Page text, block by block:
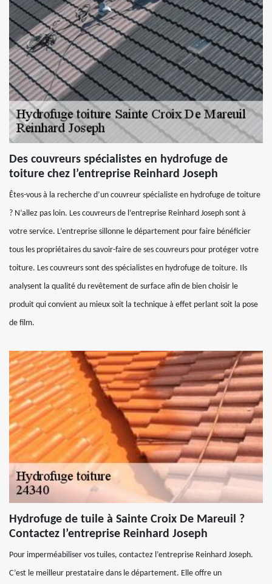
Des couvreurs spécialistes en hydrofuge de
toiture chez l’entreprise Reinhard Joseph
Êtes-vous à la recherche d’un couvreur spécialiste en hydrofuge de toiture
? N’allez pas loin. Les couvreurs de l’entreprise Reinhard Joseph sont à
votre service. L’entreprise sillonne le département pour faire bénéficier
tous les propriétaires du savoir-faire de ses couvreurs pour protéger votre
toiture. Les couvreurs sont des spécialistes en hydrofuge de toiture. Ils
analysent la qualité du revêtement de surface afin de bien choisir le
produit qui convient au mieux soit la technique à effet perlant soit la pose
de film.
Hydrofuge de tuile à Sainte Croix De Mareuil ?
Contactez l’entreprise Reinhard Joseph
Pour imperméabiliser vos tuiles, contactez l’entreprise Reinhard Joseph.
C’est le meilleur prestataire dans le département. Elle offre un